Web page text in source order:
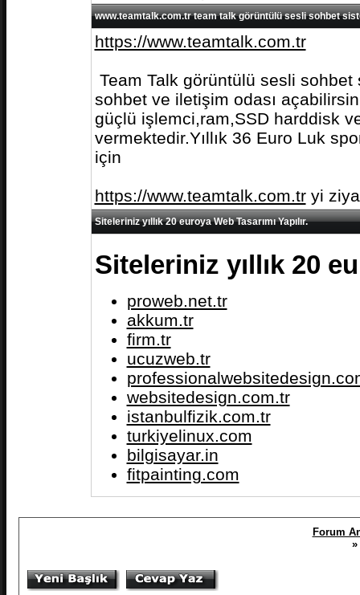
www.teamtalk.com.tr team talk görüntülü sesli sohbet
https://www.teamtalk.com.tr
Team Talk görüntülü sesli
sohbet ve iletişim odası
güçlü işlemci,ram,SSD harddisk
vermektedir.Yıllık 36 Euro Luk
için
https://www.teamtalk.com.tryi
Siteleriniz yıllık 20 euroya Web Tasarımı Yapılır.
Siteleriniz yıllık 20
proweb.net.tr
akkum.tr
firm.tr
ucuzweb.tr
websitedesign.com.tr
istanbulfizik.com.tr
turkiyelinux.com
bilgisayar.in
fitpainting.com
Forum